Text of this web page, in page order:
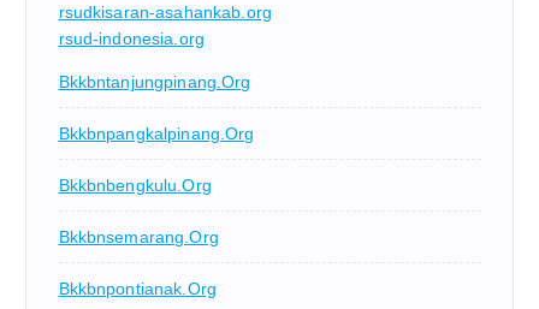
rsudkisaran-asahankab.org
rsud-indonesia.org
Bkkbntanjungpinang.org
Bkkbnpangkalpinang.org
Bkkbnbengkulu.org
Bkkbnsemarang.org
Bkkbnpontianak.org